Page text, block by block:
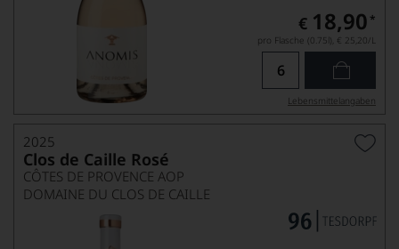
€ 18,90 *
pro Flasche (0.75l), € 25,20/L
Lebensmittel­angaben
2025
Clos de Caille Rosé
CÔTES DE PROVENCE AOP
DOMAINE DU CLOS DE CAILLE